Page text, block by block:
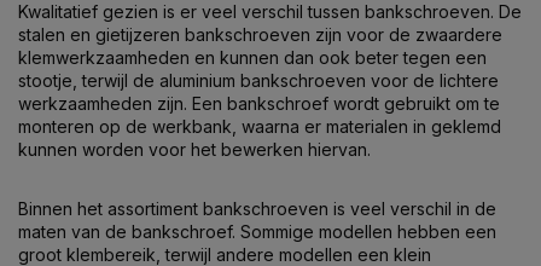
Kwalitatief gezien is er veel verschil tussen bankschroeven. De
stalen en gietijzeren bankschroeven zijn voor de zwaardere
klemwerkzaamheden en kunnen dan ook beter tegen een
stootje, terwijl de aluminium bankschroeven voor de lichtere
werkzaamheden zijn. Een bankschroef wordt gebruikt om te
monteren op de werkbank, waarna er materialen in geklemd
kunnen worden voor het bewerken hiervan.
Binnen het assortiment bankschroeven is veel verschil in de
maten van de bankschroef. Sommige modellen hebben een
groot klembereik, terwijl andere modellen een klein